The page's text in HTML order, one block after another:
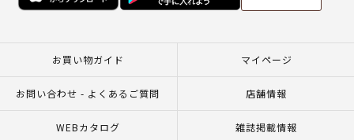
お買い物ガイド マイページ
お問い合わせ - よくあるご質問 店舗情報
WEBカタログ 雑誌掲載情報